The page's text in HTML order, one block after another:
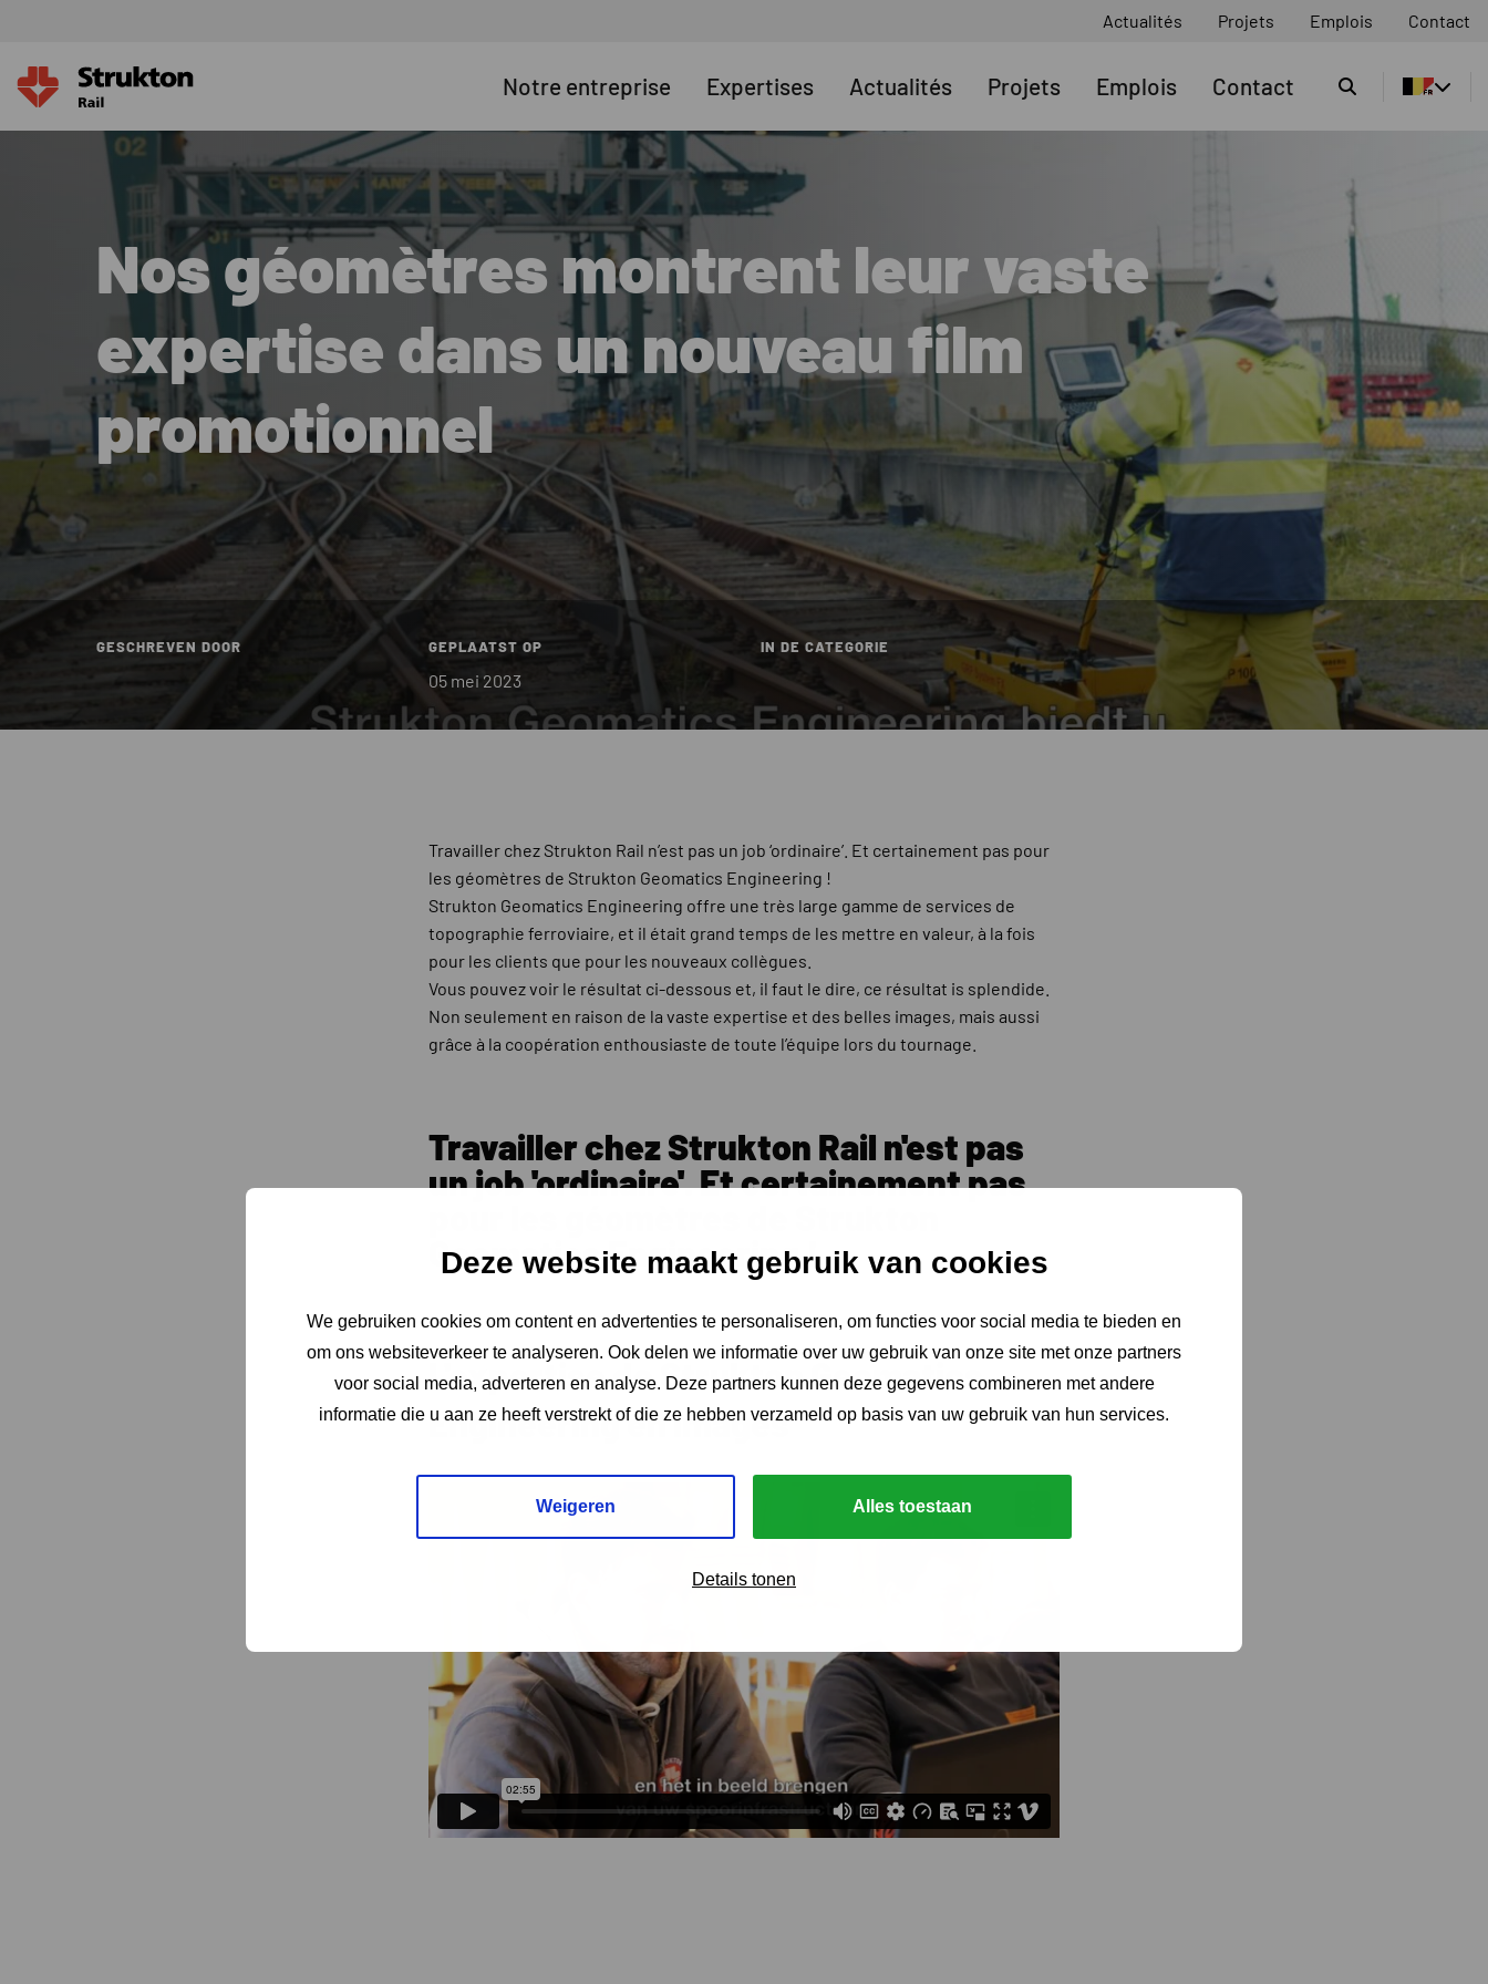
Deze website maakt gebruik van cookies
We gebruiken cookies om content en advertenties te personaliseren, om functies voor social media te bieden en
om ons websiteverkeer te analyseren. Ook delen we informatie over uw gebruik van onze site met onze partners
voor social media, adverteren en analyse. Deze partners kunnen deze gegevens combineren met andere
informatie die u aan ze heeft verstrekt of die ze hebben verzameld op basis van uw gebruik van hun services.
Weigeren Alles toestaan
Details tonen
Actualités Projets Emplois Contact
Notre entreprise Expertises Actualités Projets Emplois Contact
Nos géomètres montrent leur vaste
expertise dans un nouveau film
promotionnel
GESCHREVEN DOOR GEPLAATST OP
05 mei 2023
IN DE CATEGORIE
Travailler chez Strukton Rail n’est pas un job ‘ordinaire’. Et certainement pas pour
les géomètres de Strukton Geomatics Engineering !
Strukton Geomatics Engineering offre une très large gamme de services de
topographie ferroviaire, et il était grand temps de les mettre en valeur, à la fois
pour les clients que pour les nouveaux collègues.
Vous pouvez voir le résultat ci-dessous et, il faut le dire, ce résultat is splendide.
Non seulement en raison de la vaste expertise et des belles images, mais aussi
grâce à la coopération enthousiaste de toute l’équipe lors du tournage.
Travailler chez Strukton Rail n'est pas
un job 'ordinaire'. Et certainement pas
Geomatics Engineering !
L'expertise de Strukton Geomatics
Engineering en images